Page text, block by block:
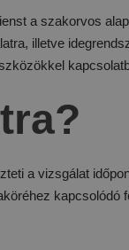
a szakorvos
illetve
a vizsgálat
kapcsolódó